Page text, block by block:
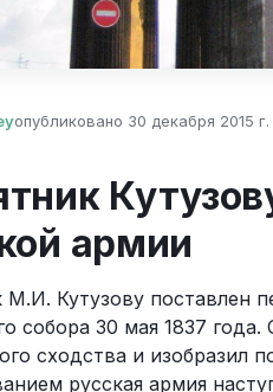
опубликовано 30 декабря 2015 г.
армии
М.И. Кутузову поставлен
собора 30 мая 1837
сходства и изобразил
русская армия